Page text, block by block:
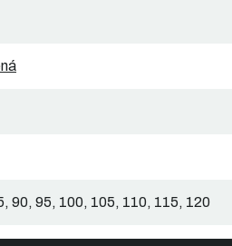
90, 95, 100, 105, 110, 115, 120